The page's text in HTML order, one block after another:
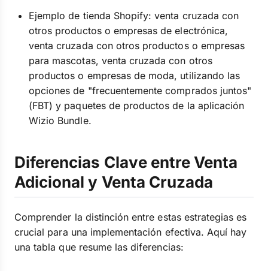
Ejemplo de tienda Shopify: venta cruzada con
otros productos o empresas de electrónica,
venta cruzada con otros productos o empresas
para mascotas, venta cruzada con otros
productos o empresas de moda, utilizando las
opciones de "frecuentemente comprados juntos"
(FBT) y paquetes de productos de la aplicación
Wizio Bundle.
Diferencias Clave entre Venta
Adicional y Venta Cruzada
Comprender la distinción entre estas estrategias es
crucial para una implementación efectiva. Aquí hay
una tabla que resume las diferencias: